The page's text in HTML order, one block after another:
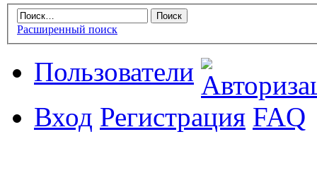
Расширенный поиск
Пользователи
Вход Регистрация FAQ